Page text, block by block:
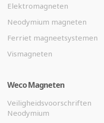
Elektromagneten
Neodymium magneten
Ferriet magneetsystemen
Vismagneten
Weco Magneten
Veiligheidsvoorschriften
Neodymium